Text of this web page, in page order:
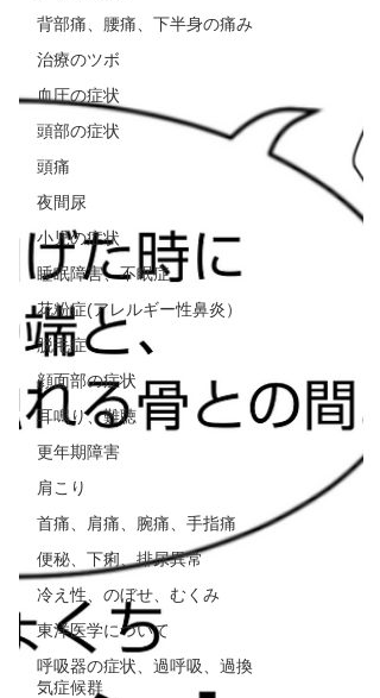
背部痛、腰痛、下半身の痛み
治療のツボ
血圧の症状
頭部の症状
頭痛
夜間尿
小児の症状
睡眠障害、不眠症
花粉症(アレルギー性鼻炎）
脱毛症
顔面部の症状
耳鳴り、難聴
更年期障害
肩こり
首痛、肩痛、腕痛、手指痛
便秘、下痢、排尿異常
冷え性、のぼせ、むくみ
東洋医学について
呼吸器の症状、過呼吸、過換
気症候群